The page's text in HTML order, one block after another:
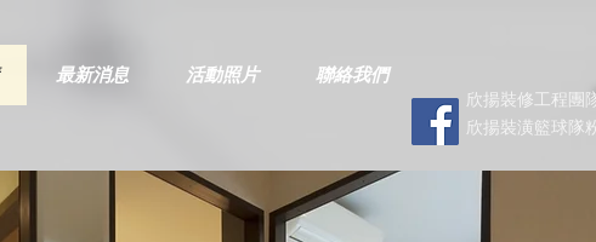
最新消息 活動照片
聯絡我們
欣揚裝修工程團
欣揚裝潢籃球隊